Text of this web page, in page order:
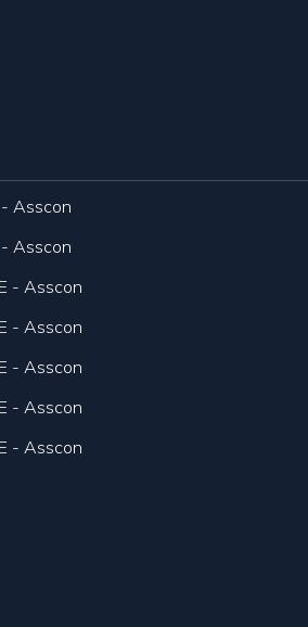
Asscon
Asscon
- Asscon
- Asscon
- Asscon
- Asscon
- Asscon